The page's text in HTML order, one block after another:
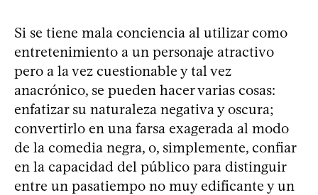
Si se tiene mala conciencia al utilizar como
entretenimiento a un personaje atractivo
pero a la vez cuestionable y tal vez
anacrónico, se pueden hacer varias cosas:
enfatizar su naturaleza negativa y oscura;
convertirlo en una farsa exagerada al modo
de la comedia negra, o, simplemente, confiar
en la capacidad del público para distinguir
entre un pasatiempo no muy edificante y un